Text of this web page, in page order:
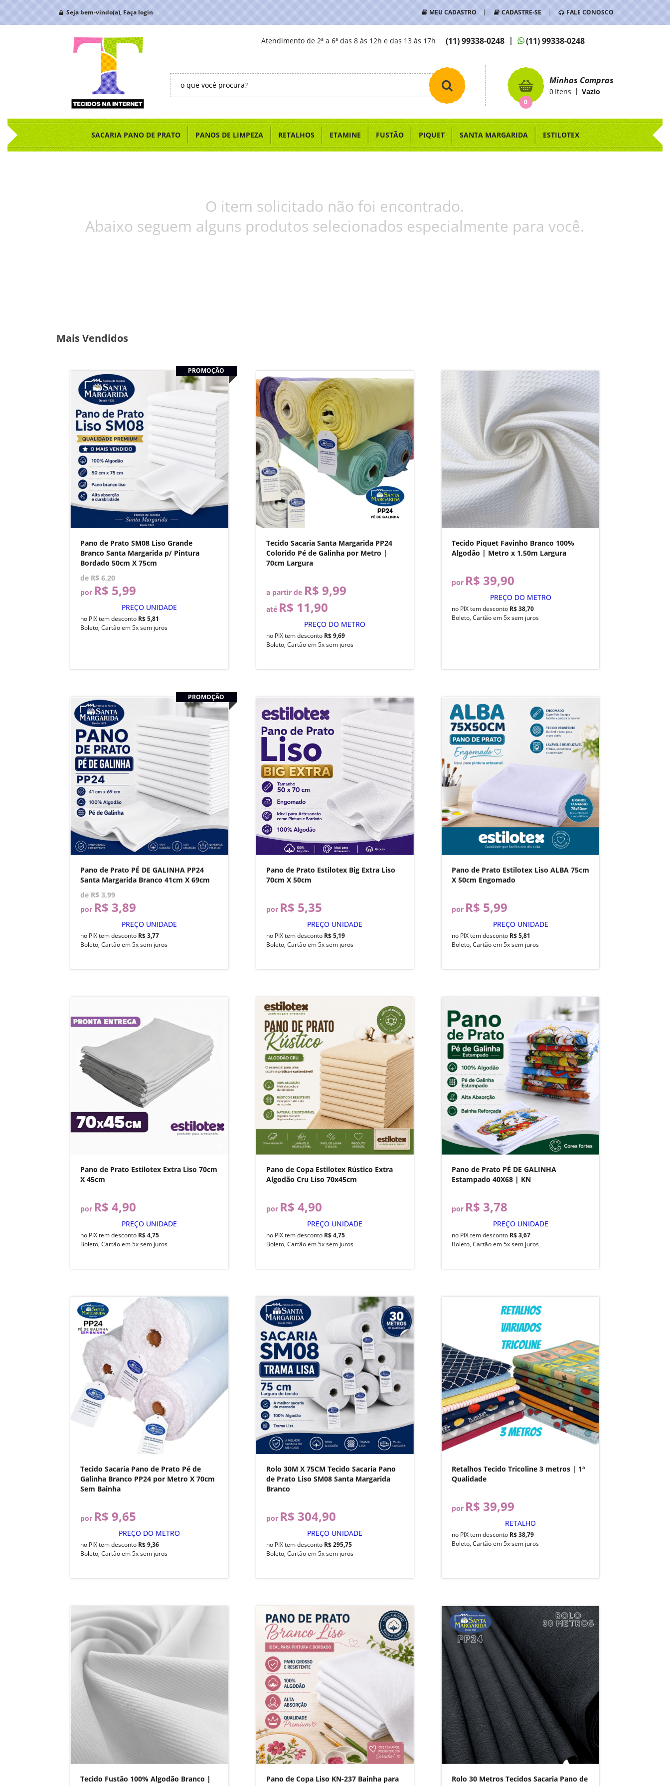
Seja bem-vindo(a), Faça login MEU CADASTRO CADASTRE-SE FALE CONOSCO
(11)99338-0248 (11)99338-0248
Atendimento de 2ª a 6ª das 8 às 12h e das 13 às 17h
0
Minhas Compras
Itens
0 Vazio
SACARIA PANO DE PRATO PANOS DE LIMPEZA RETALHOS ETAMINE FUSTÃO PIQUET SANTA MARGARIDA ESTILOTEX
O item solicitado não foi encontrado.
Abaixo seguem alguns produtos selecionados especialmente para você.
Mais Vendidos
PROMOÇÃO
Pano de Prato SM08 Liso Grande
Branco Santa Margarida p/ Pintura
Bordado 50cm X 75cm
de R$ 6,20
por R$ 5,99
PREÇO UNIDADE
no PIX tem desconto R$ 5,81
Boleto, Cartão em 5x sem juros
Tecido Sacaria Santa Margarida PP24
Colorido Pé de Galinha por Metro |
70cm Largura
a partir de R$ 9,99
até R$ 11,90
PREÇO DO METRO
no PIX tem desconto R$ 9,69
Boleto, Cartão em 5x sem juros
Tecido Piquet Favinho Branco 100%
Algodão | Metro x 1,50m Largura
por R$ 39,90
PREÇO DO METRO
no PIX tem desconto R$ 38,70
Boleto, Cartão em 5x sem juros
PROMOÇÃO
Pano de Prato PÉ DE GALINHA PP24
Santa Margarida Branco 41cm X 69cm
de R$ 3,99
por R$ 3,89
PREÇO UNIDADE
no PIX tem desconto R$ 3,77
Boleto, Cartão em 5x sem juros
Pano de Prato Estilotex Big Extra Liso
70cm X 50cm
por R$ 5,35
PREÇO UNIDADE
no PIX tem desconto R$ 5,19
Boleto, Cartão em 5x sem juros
Pano de Prato Estilotex Liso ALBA 75cm
X 50cm Engomado
por R$ 5,99
PREÇO UNIDADE
no PIX tem desconto R$ 5,81
Boleto, Cartão em 5x sem juros
Pano de Prato Estilotex Extra Liso 70cm
X 45cm
por R$ 4,90
PREÇO UNIDADE
no PIX tem desconto R$ 4,75
Boleto, Cartão em 5x sem juros
Pano de Copa Estilotex Rústico Extra
Algodão Cru Liso 70x45cm
por R$ 4,90
PREÇO UNIDADE
no PIX tem desconto R$ 4,75
Boleto, Cartão em 5x sem juros
Pano de Prato PÉ DE GALINHA
Estampado 40X68 | KN
por R$ 3,78
PREÇO UNIDADE
no PIX tem desconto R$ 3,67
Boleto, Cartão em 5x sem juros
Tecido Sacaria Pano de Prato Pé de
Galinha Branco PP24 por Metro X 70cm
Sem Bainha
por R$ 9,65
PREÇO DO METRO
no PIX tem desconto R$ 9,36
Boleto, Cartão em 5x sem juros
Rolo 30M X 75CM Tecido Sacaria Pano
de Prato Liso SM08 Santa Margarida
Branco
por R$ 304,90
PREÇO UNIDADE
no PIX tem desconto R$ 295,75
Boleto, Cartão em 5x sem juros
Retalhos Tecido Tricoline 3 metros | 1ª
Qualidade
por R$ 39,99
RETALHO
no PIX tem desconto R$ 38,79
Boleto, Cartão em 5x sem juros
Tecido Fustão 100% Algodão Branco |
Pano de Copa Liso KN-237 Bainha para
Rolo 30 Metros Tecidos Sacaria Pano de